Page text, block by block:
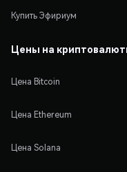
Купить Эфириум
Цены на
Цена Bitcoin
Цена Ethereum
Цена Solana